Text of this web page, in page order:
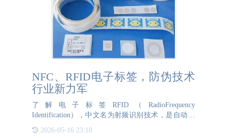
NFC、RFID电子标签，防伪技术
行业新力军
了解电子标签RFID（RadioFrequency
Identification），中文名为射频识别技术，是自动识
别技术的一种，通过无线射频方式进行非接触双向数
2026-05-16 23:18